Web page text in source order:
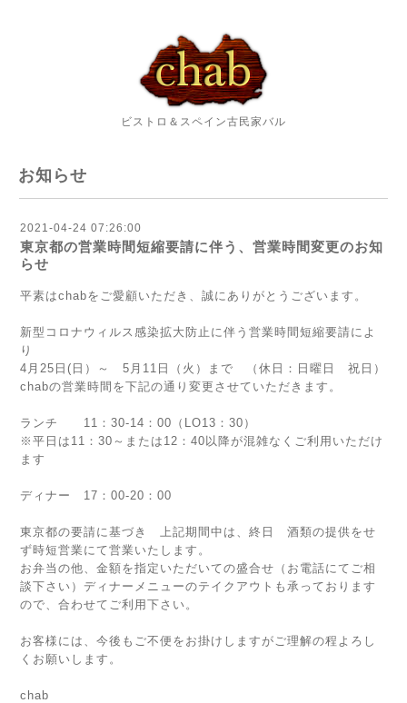
ビストロ＆スペイン古民家バル
お知らせ
2021-04-24 07:26:00
東京都の営業時間短縮要請に伴う、営業時間変更のお知
らせ
平素はchabをご愛顧いただき、誠にありがとうございます。
新型コロナウィルス感染拡大防止に伴う営業時間短縮要請によ
り
4月25日(日）～ 5月11日（火）まで （休日：日曜日 祝日）
chabの営業時間を下記の通り変更させていただきます。
ランチ 11：30-14：00（LO13：30）
※平日は11：30～または12：40以降が混雑なくご利用いただけ
ます
ディナー 17：00-20：00
東京都の要請に基づき 上記期間中は、終日 酒類の提供をせ
ず時短営業にて営業いたします。
お弁当の他、金額を指定いただいての盛合せ（お電話にてご相
談下さい）ディナーメニューのテイクアウトも承っております
ので、合わせてご利用下さい。
お客様には、今後もご不便をお掛けしますがご理解の程よろし
くお願いします。
chab